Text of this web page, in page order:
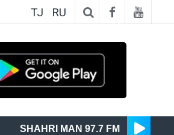
TJ RU
SHAHRI MAN 97.7 FM